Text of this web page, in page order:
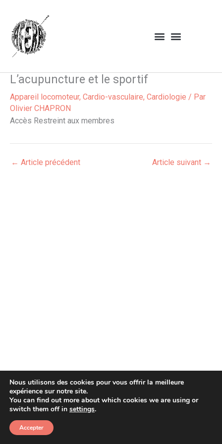
contenu
L’acupuncture et le sportif
Appareil locomoteur, Cardio-vasculaire, Cardiologie / Par
Olivier CHAPRON
Accès Restreint aux membres
← Article précédent Article suivant →
Copyright © 2026 Afera
Nous utilisons des cookies pour vous offrir la meilleure
expérience sur notre site.
You can find out more about which cookies we are using or
switch them off in settings.
Accepter